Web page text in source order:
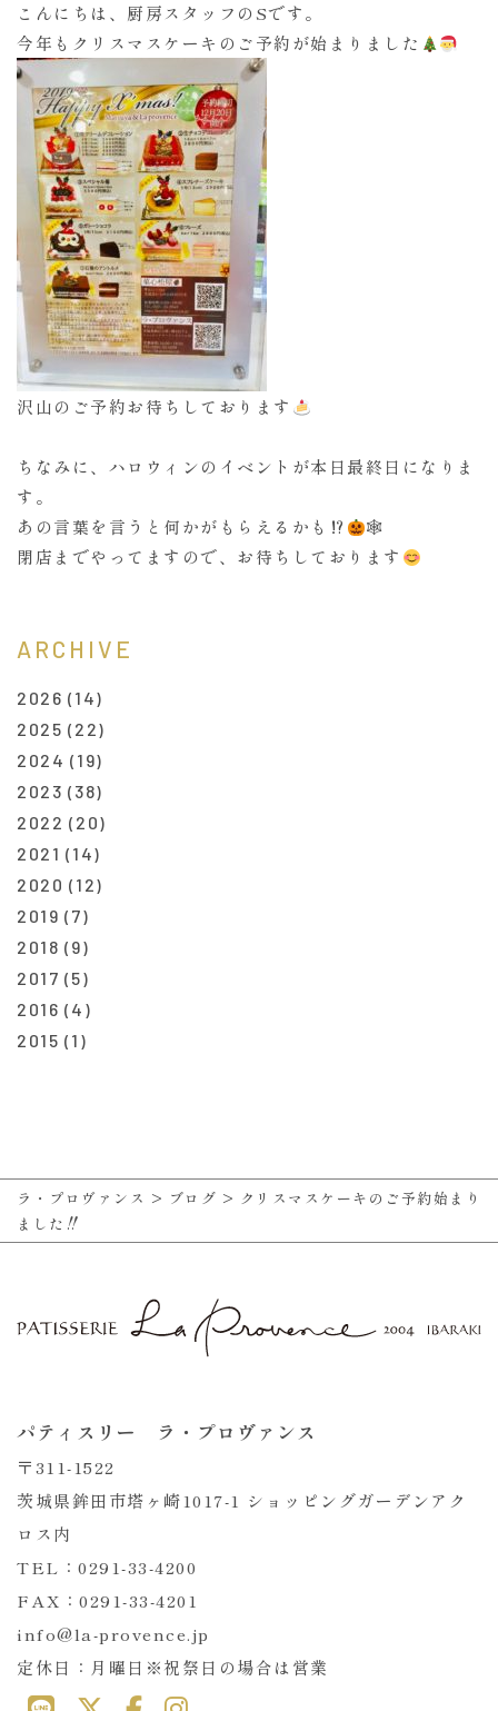
こんにちは、厨房スタッフのSです。
今年もクリスマスケーキのご予約が始まりました
沢山のご予約お待ちしております
ちなみに、ハロウィンのイベントが本日最終日になりま
す。
あの言葉を言うと何かがもらえるかも⁉︎
🕸
閉店までやってますので、お待ちしております
ARCHIVE
2026 (14)
2025 (22)
2024 (19)
2023 (38)
2022 (20)
2021 (14)
2020 (12)
2019 (7)
2018 (9)
2017 (5)
2016 (4)
2015 (1)
ラ・プロヴァンス > ブログ > クリスマスケーキのご予約始まり
ました‼︎
パティスリー ラ・プロヴァンス
〒311-1522
茨城県鉾田市塔ヶ崎1017-1 ショッピングガーデンアク
ロス内
TEL：0291-33-4200
FAX：0291-33-4201
info@la-provence.jp
定休日：月曜日※祝祭日の場合は営業